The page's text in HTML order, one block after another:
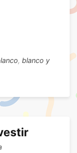
, blanco y